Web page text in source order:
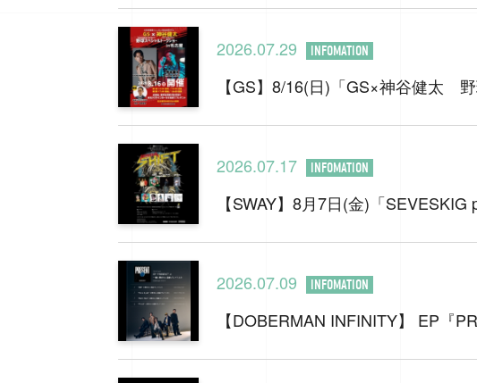
2026.07.29 INFOMATION
【GS】8/16(日)「GS×神谷健太
2026.07.17 INFOMATION
【SWAY】8月7日(金)「
2026.07.09 INFOMATION
【DOBERMAN INFINITY】 EP『